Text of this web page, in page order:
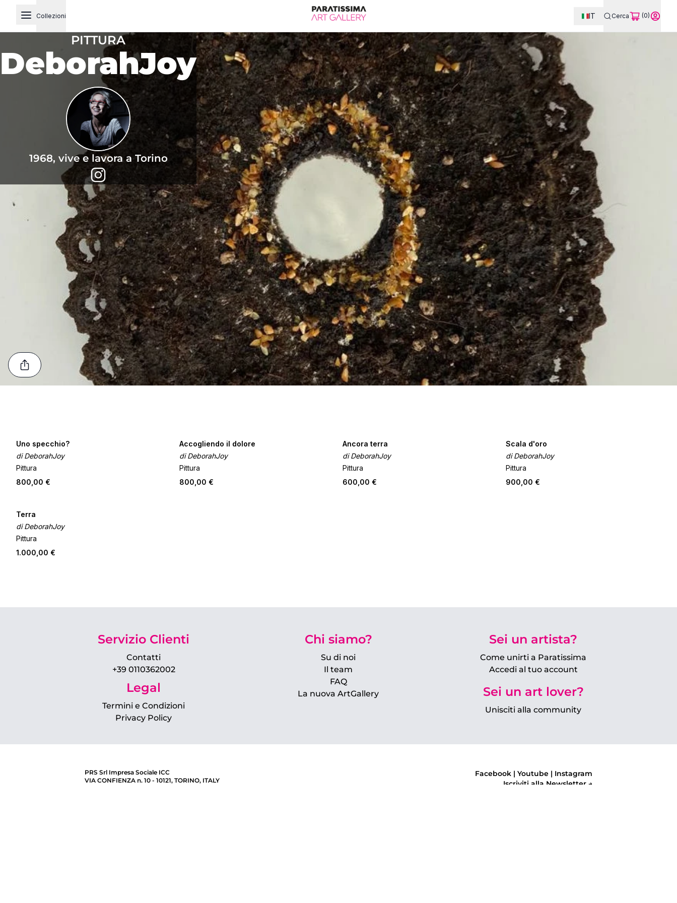
Open main menu
Collezioni IT Cerca (0)
PITTURA
DeborahJoy
1968, vive e lavora a Torino
Uno specchio?
di DeborahJoy
Pittura
800,00 €
Accogliendo il dolore
di DeborahJoy
Pittura
800,00 €
Ancora terra
di DeborahJoy
Pittura
600,00 €
Scala d'oro
di DeborahJoy
Pittura
900,00 €
Terra
di DeborahJoy
Pittura
1.000,00 €
Servizio Clienti
Contatti
+39 0110362002
Legal
Termini e Condizioni
Privacy Policy
Chi siamo?
Su di noi
Il team
FAQ
La nuova ArtGallery
Sei un artista?
Come unirti a Paratissima
Accedi al tuo account
Sei un art lover?
Unisciti alla community
PRS Srl Impresa Sociale ICC
VIA CONFIENZA n. 10 - 10121, TORINO, ITALY
Facebook | Youtube | Instagram
Iscriviti alla Newsletter →